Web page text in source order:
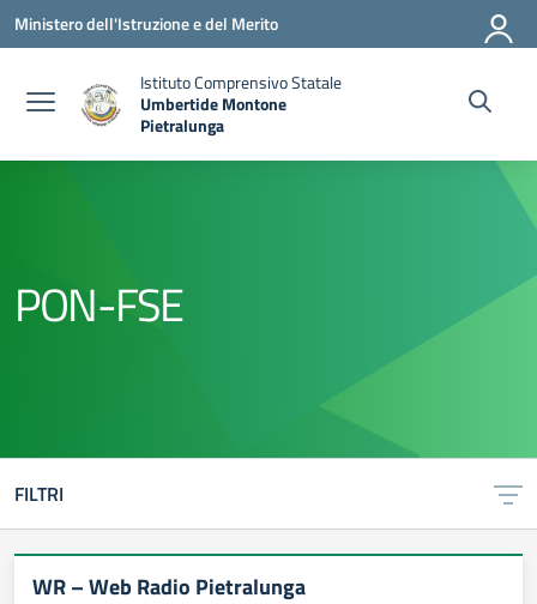
Vai ai contenuti
Vai al menu di navigazione
Vai al footer
Ministero dell'Istruzione e del Merito
Istituto Comprensivo Statale
Umbertide Montone
Pietralunga
PON-FSE
FILTRI
WR – Web Radio Pietralunga